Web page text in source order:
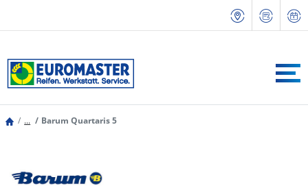
... Barum Quartaris 5